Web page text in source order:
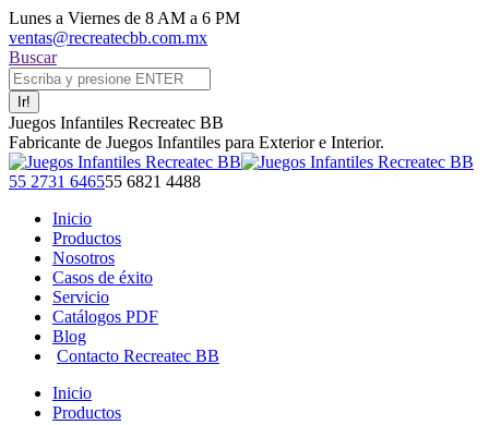
Saltar
al
contenido
Lunes a Viernes de 8 AM a 6 PM
ventas@recreatecbb.com.mx
Buscar:
Buscar
Juegos Infantiles Recreatec BB
Fabricante de Juegos Infantiles para Exterior e Interior.
Facebook
opens
new
window
X
opens
new
window
Instagram
opens
new
window
YouTube
opens
new
window
55 2731 646555 6821 4488
Inicio
Productos
Nosotros
Casos de éxito
Servicio
Catálogos PDF
Blog
Contacto Recreatec BB
Inicio
Productos